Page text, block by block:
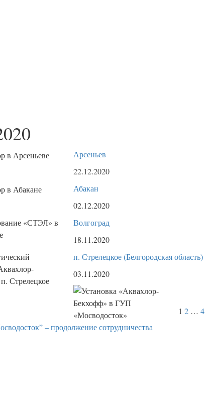
Арсеньев
22.12.2020
Абакан
02.12.2020
Волгоград
18.11.2020
п. Стрелецкое (Белгородская область)
03.11.2020
– продолжение сотрудничества
1 2 … 4